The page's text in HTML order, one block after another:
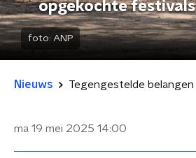
opgekochte festivals
foto: ANP
Nieuws
ma 19 mei 2025 14:00